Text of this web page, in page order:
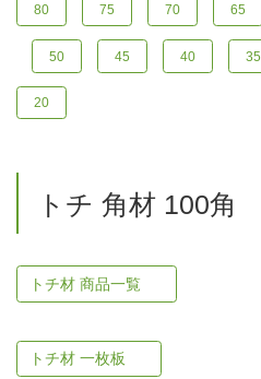
80 75 70 65
50 45 40 35
20
トチ 角材 100角
トチ材 商品一覧
トチ材 一枚板